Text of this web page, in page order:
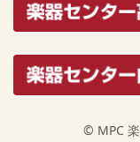
© MPC